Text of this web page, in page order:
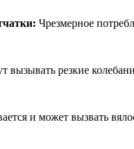
Чрезмерное
вызывать резкие
и может вызвать